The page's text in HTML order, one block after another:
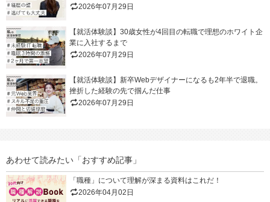
2026年07月29日
【就活体験談】30歳女性が4回目の転職で理想のホワイト企
業に入社するまで
2026年07月29日
【就活体験談】新卒Webデザイナーになるも2年半で退職。
挫折した経験の先で掴んだ仕事
2026年07月29日
あわせて読みたい「おすすめ記事」
「職種」について理解が深まる資料はこれだ！
2026年04月02日